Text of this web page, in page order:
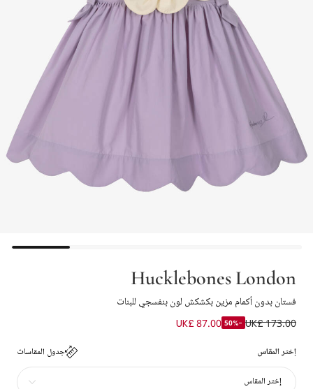
Hucklebones London
فستان بدون أكمام مزين بكشكش لون بنفسجي للبنات
UK£ 173.00
-50%
UK£ 87.00
إختر المقاس جدول المقاسات
إختر المقاس